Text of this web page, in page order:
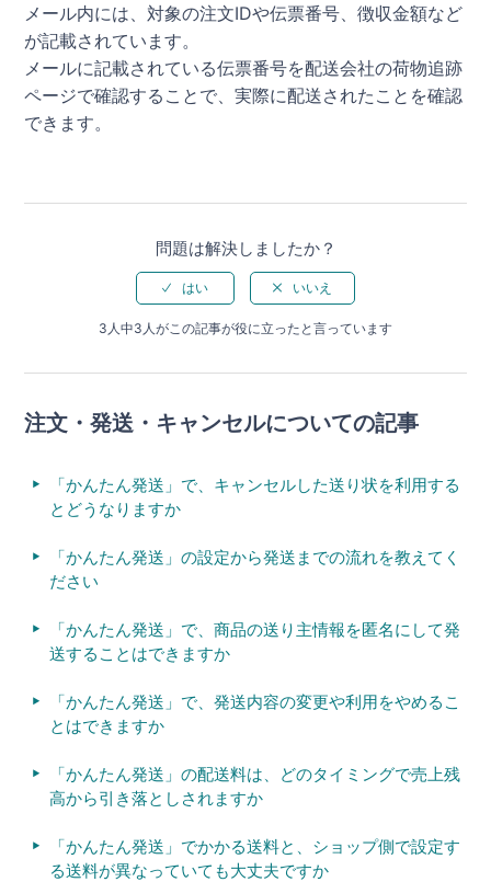
メール内には、対象の注文IDや伝票番号、徴収金額など
が記載されています。
メールに記載されている伝票番号を配送会社の荷物追跡
ページで確認することで、実際に配送されたことを確認
できます。
問題は解決しましたか？
3人中3人がこの記事が役に立ったと言っています
注文・発送・キャンセルについての記事
「かんたん発送」で、キャンセルした送り状を利用する
とどうなりますか
「かんたん発送」の設定から発送までの流れを教えてく
ださい
「かんたん発送」で、商品の送り主情報を匿名にして発
送することはできますか
「かんたん発送」で、発送内容の変更や利用をやめるこ
とはできますか
「かんたん発送」の配送料は、どのタイミングで売上残
高から引き落としされますか
「かんたん発送」でかかる送料と、ショップ側で設定す
る送料が異なっていても大丈夫ですか